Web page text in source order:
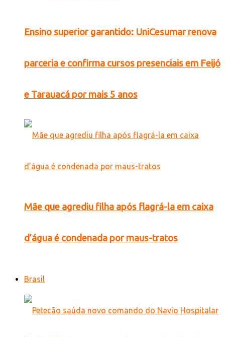
Ensino superior garantido: UniCesumar renova
parceria e confirma cursos presenciais em Feijó
e Tarauacá por mais 5 anos
Mãe que agrediu filha após flagrá-la em caixa
d’água é condenada por maus-tratos
Brasil